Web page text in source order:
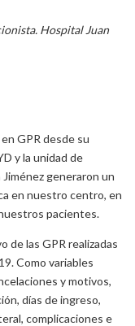
Hospital Juan
GPR desde su
y la unidad de
generaron un
en nuestro centro, en
pacientes.
de las GPR realizadas
Como variables
y motivos,
días de ingreso,
complicaciones e